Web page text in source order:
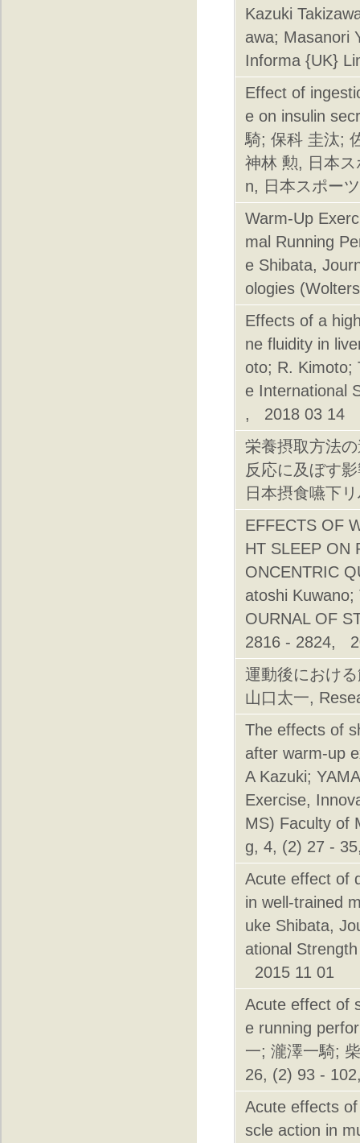
Kazuki
awa; Masanori
Informa {UK}
Effect of
e on insulin
騎; 保科 圭汰;
神林 勲, 日本
n, 日本スポー
Warm-Up
mal Running
e Shibata,
ologies
Effects of a
ne fluidity in
oto; R. Kimoto;
e International
, 2018 03 14
栄養摂取方法
反応に及ぼす
日本摂食嚥下
EFFECTS OF
HT SLEEP ON
ONCENTRIC
atoshi Kuwano;
OURNAL OF
2816 - 2824,
運動後におけ
山口太一,
The effects of
after warm-up
A Kazuki;
Exercise,
MS) Faculty of
g, 4, (2) 27 -
Acute effect of
in well-trained
uke Shibata,
ational
2015 11 01
Acute effect of
e running
一; 瀧澤一騎;
26, (2) 93 -
Acute effects
scle action in